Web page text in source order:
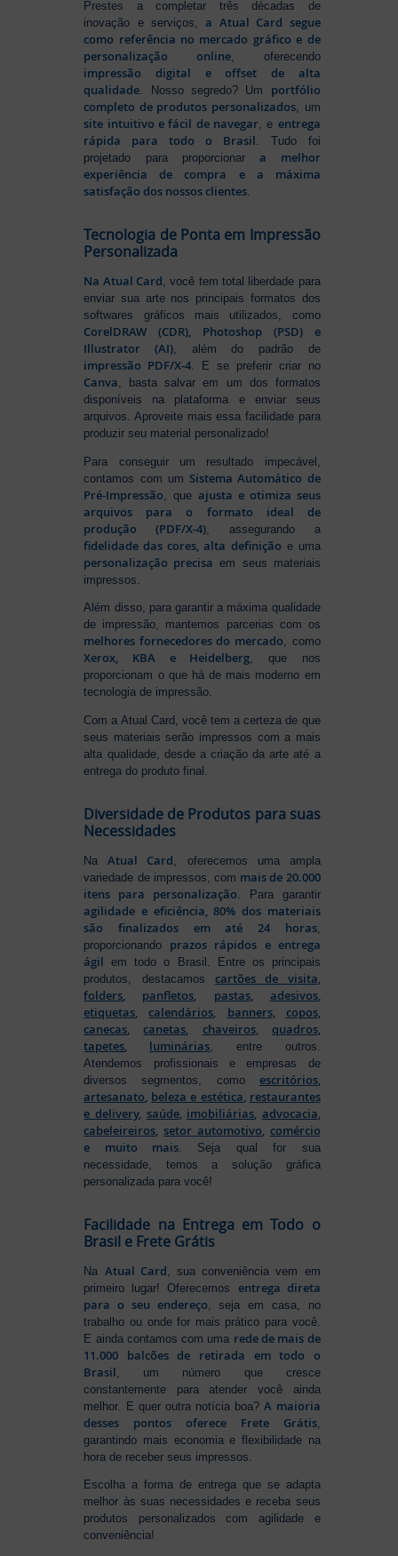
Prestes a completar três décadas de
inovação e serviços,a Atual Card segue
como referência no mercado gráfico e de
personalização online, oferecendo
impressão digital e offset de alta
qualidade. Nosso segredo? Um portfólio
completo de produtos personalizados, um
site intuitivo e fácil de navegar, e entrega
rápida para todo o Brasil. Tudo foi
projetado para proporcionara melhor
experiência de compra e a máxima
satisfação dos nossos clientes.
Tecnologia de Ponta em Impressão
Personalizada
Na Atual Card , você tem total liberdade para
enviar sua arte nos principais formatos dos
softwares gráficos mais utilizados, como
CorelDRAW (CDR), Photoshop (PSD) e
Illustrator (AI) , além do padrão de
impressão PDF/X-4 . E se preferir criar no
Canva , basta salvar em um dos formatos
disponíveis na plataforma e enviar seus
arquivos. Aproveite mais essa facilidade para
produzir seu material personalizado!
Para conseguir um resultado impecável,
contamos com um Sistema Automático de
Pré-Impressão , queajusta e otimiza seus
arquivos para o formato ideal de
produção (PDF/X-4) , assegurando a
fidelidade das cores, alta definição e uma
personalização precisa em seus materiais
impressos.
Além disso, para garantir a máxima qualidade
de impressão, mantemos parcerias com os
melhores fornecedores do mercado, como
Xerox, KBA e Heidelberg, que nos
proporcionam o que há de mais moderno em
tecnologia de impressão.
Com a Atual Card, você tem a certeza de que
seus materiais serão impressos com a mais
alta qualidade, desde a criação da arte até a
entrega do produto final.
Diversidade de Produtos para suas
Necessidades
NaAtual Card , oferecemos uma ampla
variedade de impressos, com mais de 20.000
itens para personalização . Para garantir
agilidade e eficiência, 80% dos materiais
são finalizados em até 24 horas,
proporcionando prazos rápidos e entrega
ágil em todo o Brasil. Entre os principais
produtos, destacamos cartões de visita,
folders, panfletos, pastas, adesivos,
etiquetas,calendários, banners, copos,
canecas,canetas, chaveiros, quadros,
tapetes, luminárias , entre outros.
Atendemos profissionais e empresas de
diversos segmentos, como escritórios,
artesanato, beleza e estética, restaurantes
e delivery, saúde, imobiliárias, advocacia,
cabeleireiros, setor automotivo, comércio
e muito mais . Seja qual for sua
necessidade, temos a solução gráfica
personalizada para você!
Facilidade na Entrega em Todo o
Brasil e Frete Grátis
Na Atual Card , sua conveniência vem em
primeiro lugar! Oferecemos entrega direta
para o seu endereço , seja em casa, no
trabalho ou onde for mais prático para você.
E ainda contamos com uma rede de mais de
11.000 balcões de retirada em todo o
Brasil , um número que cresce
constantemente para atender você ainda
melhor. E quer outra notícia boa?A maioria
desses pontos oferece Frete Grátis,
garantindo mais economia e flexibilidade na
hora de receber seus impressos.
Escolha a forma de entrega que se adapta
melhor às suas necessidades e receba seus
produtos personalizados com agilidade e
conveniência!